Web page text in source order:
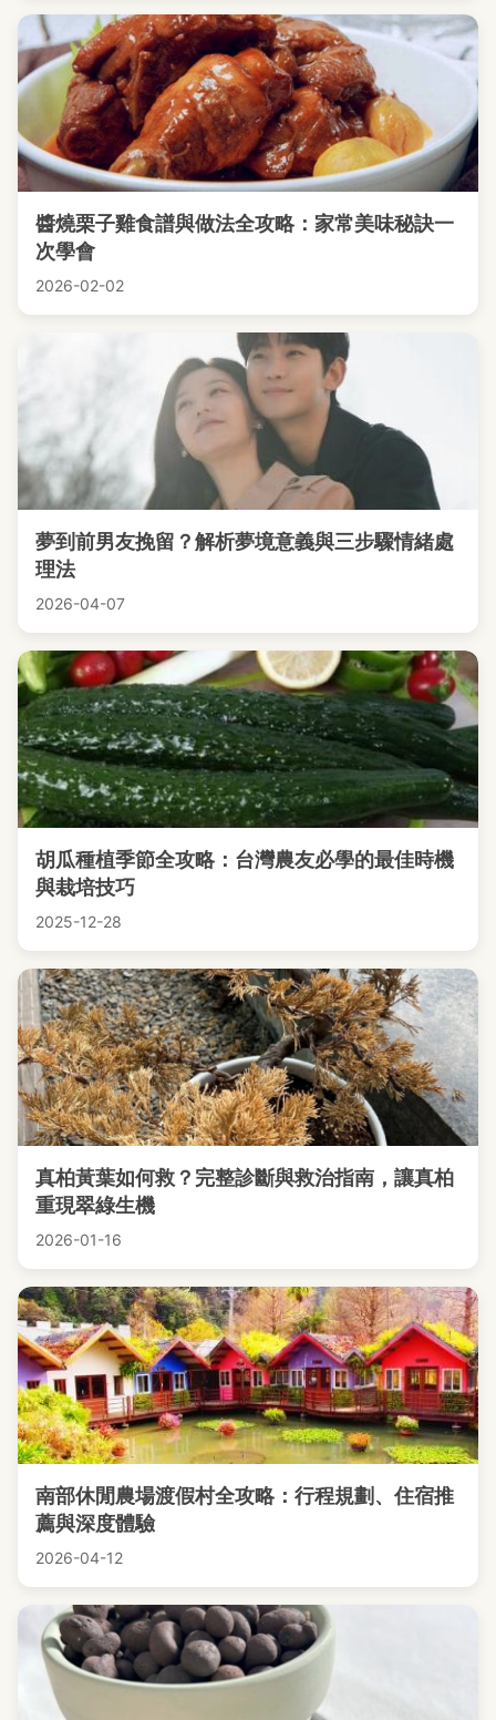
醬燒栗子雞食譜與做法全攻略：家常美味秘訣一
次學會
2026-02-02
夢到前男友挽留？解析夢境意義與三步驟情緒處
理法
2026-04-07
胡瓜種植季節全攻略：台灣農友必學的最佳時機
與栽培技巧
2025-12-28
真柏黃葉如何救？完整診斷與救治指南，讓真柏
重現翠綠生機
2026-01-16
南部休閒農場渡假村全攻略：行程規劃、住宿推
薦與深度體驗
2026-04-12